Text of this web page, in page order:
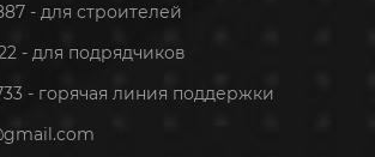
- для строителей
- для подрядчиков
- горячая линия поддержки